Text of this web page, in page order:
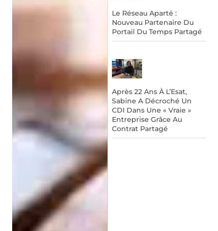
Le Réseau Aparté :
Nouveau Partenaire Du
Portail Du Temps Partagé
Après 22 Ans À L’Esat,
Sabine A Décroché Un
CDI Dans Une « Vraie »
Entreprise Grâce Au
Contrat Partagé